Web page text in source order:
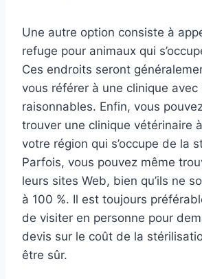
Une autre option consiste à
refuge pour animaux qui
Ces endroits seront
vous référer à une clinique avec
raisonnables. Enfin, vous
trouver une clinique vétérinaire
votre région qui s’occupe de la
Parfois, vous pouvez même
leurs sites Web, bien qu’ils ne
à 100 %. Il est toujours
de visiter en personne pour
devis sur le coût de la
être sûr.